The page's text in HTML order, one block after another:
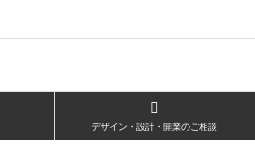
料理・個室の距離感か
デザイン・設計・開業のご相談